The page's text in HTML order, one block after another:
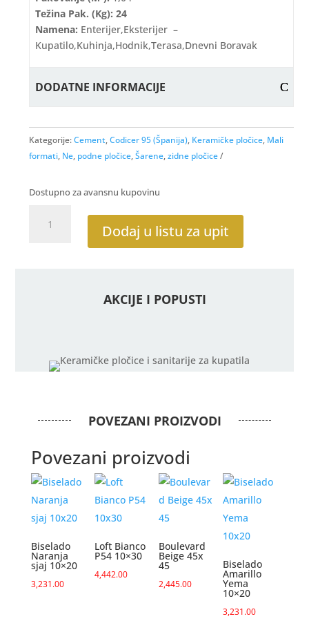
Težina Pak. (kg): 24
Namena: Enterijer,eksterijer –
Kupatilo,kuhinja,hodnik,terasa,dnevni Boravak
DODATNE INFORMACIJE
Kategorije:Cement,Codicer 95 (Španija), Keramičke pločice, Mali
formati, Ne, podne pločice,Šarene,zidne pločice
Dostupno za avansnu kupovinu
Silver
Dodaj u listu za upit
AKCIJE I POPUSTI
POVEZANI PROIZVODI
Povezani proizvodi
Biselado
Naranja
sjaj 10×20
3,231.00
Loft Bianco
P54 10×30
4,442.00
Boulevard
Beige 45x
45
2,445.00
Biselado
Amarillo
Yema
10×20
3,231.00